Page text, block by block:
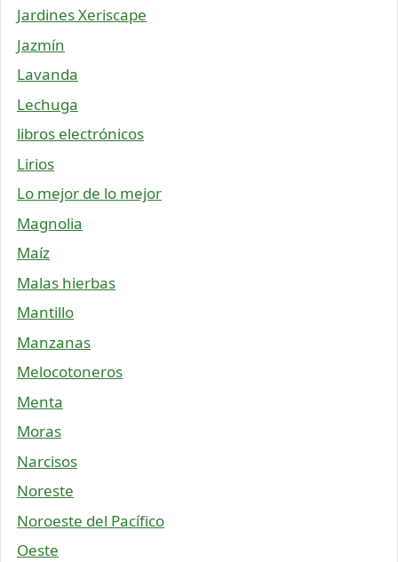
Jardines Xeriscape
Jazmín
Lavanda
Lechuga
libros electrónicos
Lirios
Lo mejor de lo mejor
Magnolia
Maíz
Malas hierbas
Mantillo
Manzanas
Melocotoneros
Menta
Moras
Narcisos
Noreste
Noroeste del Pacífico
Oeste